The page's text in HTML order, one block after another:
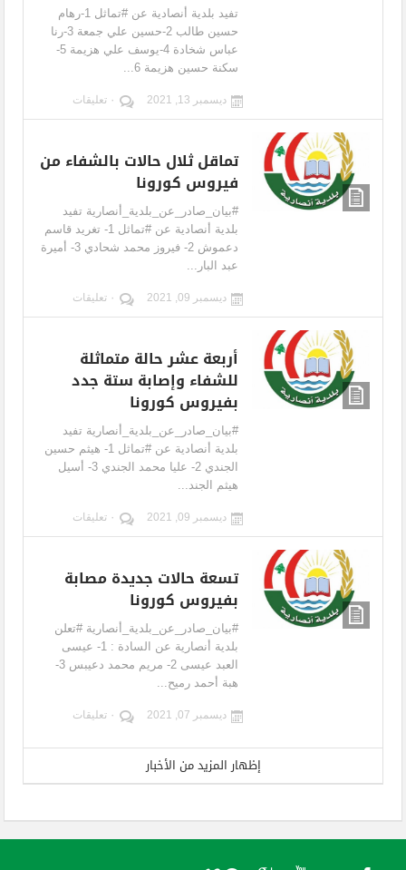
تفيد بلدية أنصادية عن #تماثل 1-رهام
حسين طالب 2-حسين علي جمعة 3-رنا
عباس شخادة 4-يوسف علي هزيمة 5-
سكنة حسين هزيمة 6...
ديسمبر 13, 2021 ٠ تعليقات
تماقل ثلال حالات بالشفاء من
فيروس كورونا
#بيان_صادر_عن_بلدية_أنصارية تفيد
بلدية أنصادية عن #تماثل 1- تغريد قاسم
دعموش 2- فيروز محمد شحادي 3- أميرة
عبد البار...
ديسمبر 09, 2021 ٠ تعليقات
أربعة عشر حالة متماثلة
للشفاء وإصابة ستة جدد
بفيروس كورونا
#بيان_صادر_عن_بلدية_أنصارية تفيد
بلدية أنصادية عن #تماثل 1- هيثم حسين
الجندي 2- عليا محمد الجندي 3- أسيل
هيثم الجند...
ديسمبر 09, 2021 ٠ تعليقات
تسعة حالات جديدة مصابة
بفيروس كورونا
#بيان_صادر_عن_بلدية_أنصارية #تعلن
بلدية أنصارية عن السادة : 1- عيسى
العبد عيسى 2- مريم محمد دعيبس 3-
هبة أحمد رميح...
ديسمبر 07, 2021 ٠ تعليقات
إظهار المزيد من الأخبار